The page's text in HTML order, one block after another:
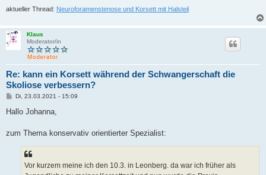
aktueller Thread: Neuroforamenstenose und Korsett mit Halsteil
Klaus
Moderator/in
Re: kann ein Korsett während der Schwangerschaft die
Skoliose verbessern?
B
i
a
Di, 23.03.2021 - 15:09
Hallo Johanna,
zum Thema konservativ orientierter Spezialist:
Vor kurzem meine ich den 10.3. in Leonberg. da war ich früher als